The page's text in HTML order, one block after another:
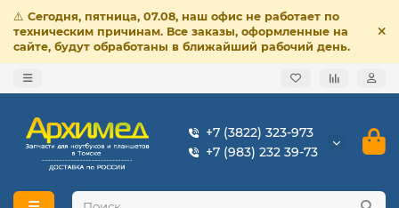
⚠️ Сегодня, пятница, 07.08, наш офис не работает по
техническим причинам. Все заказы, оформленные на
сайте, будут обработаны в ближайший рабочий день.
+7 (3822) 323-973
+7 (983) 232 39-73